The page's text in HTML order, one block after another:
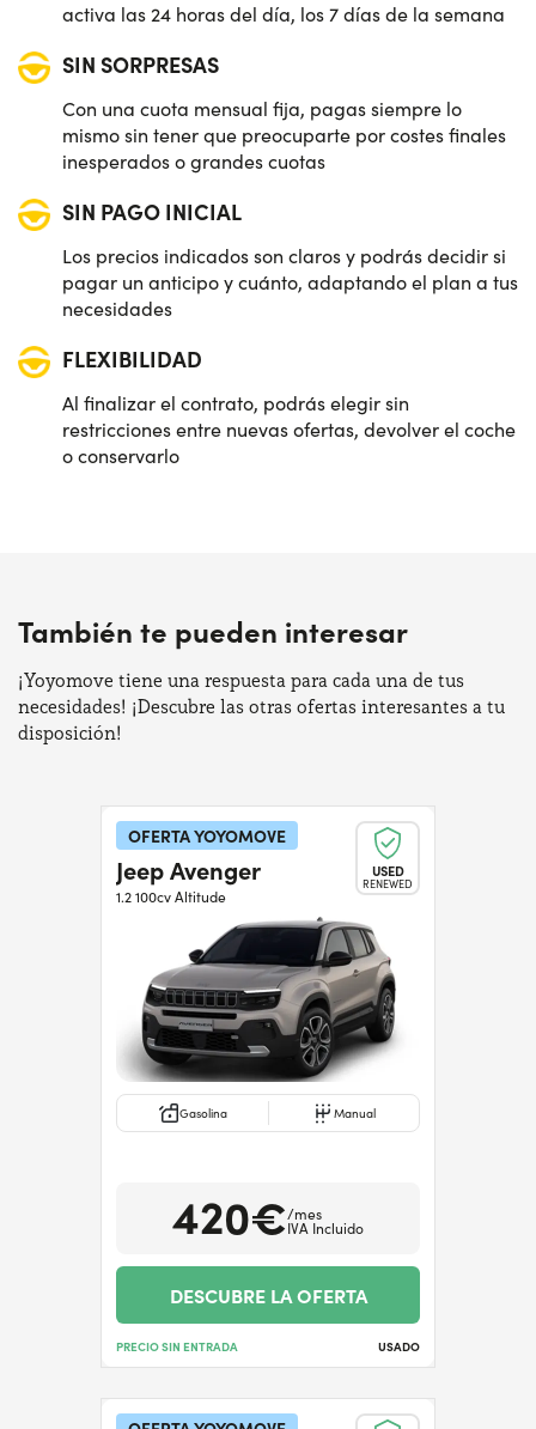
activa las 24 horas del día, los 7 días de la semana
SIN SORPRESAS
Con una cuota mensual fija, pagas siempre lo
mismo sin tener que preocuparte por costes finales
inesperados o grandes cuotas
SIN PAGO INICIAL
Los precios indicados son claros y podrás decidir si
pagar un anticipo y cuánto, adaptando el plan a tus
necesidades
FLEXIBILIDAD
Al finalizar el contrato, podrás elegir sin
restricciones entre nuevas ofertas, devolver el coche
o conservarlo
También te pueden interesar
¡Yoyomove tiene una respuesta para cada una de tus
necesidades! ¡Descubre las otras ofertas interesantes a tu
disposición!
OFERTA YOYOMOVE
USED
RENEWED
Jeep Avenger
1.2 100cv Altitude
Gasolina Manual
420€/mes
IVA Incluido
DESCUBRE LA OFERTA
PRECIO SIN ENTRADA USADO